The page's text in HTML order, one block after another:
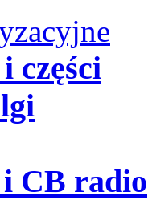
części
CB radio